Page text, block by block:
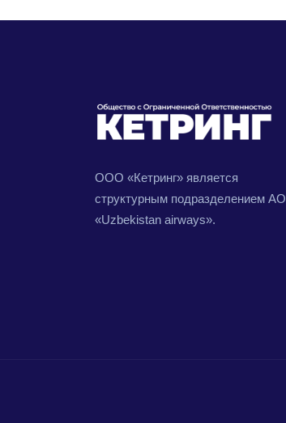
ООО «Кетринг» является
структурным подразделением АО
«Uzbekistan airways».